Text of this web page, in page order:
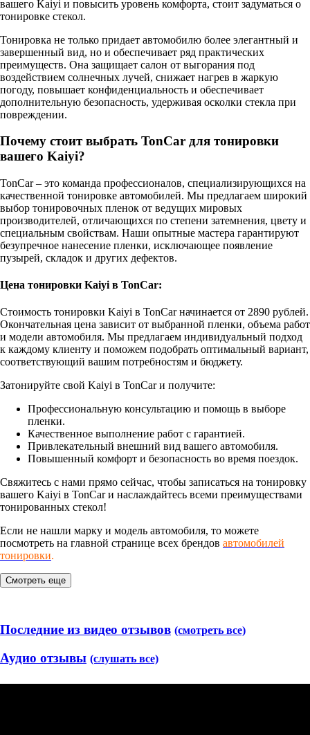
вашего Kaiyi и повысить уровень комфорта, стоит задуматься о
тонировке стекол.
Тонировка не только придает автомобилю более элегантный и
завершенный вид, но и обеспечивает ряд практических
преимуществ. Она защищает салон от выгорания под
воздействием солнечных лучей, снижает нагрев в жаркую
погоду, повышает конфиденциальность и обеспечивает
дополнительную безопасность, удерживая осколки стекла при
повреждении.
Почему стоит выбрать TonCar для тонировки
вашего Kaiyi?
TonCar – это команда профессионалов, специализирующихся на
качественной тонировке автомобилей. Мы предлагаем широкий
выбор тонировочных пленок от ведущих мировых
производителей, отличающихся по степени затемнения, цвету и
специальным свойствам. Наши опытные мастера гарантируют
безупречное нанесение пленки, исключающее появление
пузырей, складок и других дефектов.
Цена тонировки Kaiyi в TonCar:
Стоимость тонировки Kaiyi в TonCar начинается от 2890 рублей.
Окончательная цена зависит от выбранной пленки, объема работ
и модели автомобиля. Мы предлагаем индивидуальный подход
к каждому клиенту и поможем подобрать оптимальный вариант,
соответствующий вашим потребностям и бюджету.
Затонируйте свой Kaiyi в TonCar и получите:
Профессиональную консультацию и помощь в выборе
пленки.
Качественное выполнение работ с гарантией.
Привлекательный внешний вид вашего автомобиля.
Повышенный комфорт и безопасность во время поездок.
Свяжитесь с нами прямо сейчас, чтобы записаться на тонировку
вашего Kaiyi в TonCar и наслаждайтесь всеми преимуществами
тонированных стекол!
Если не нашли марку и модель автомобиля, то можете
посмотреть на главной странице всех брендов автомобилей
тонировки.
Смотреть еще
Последние из видео отзывов (смотреть все)
Аудио отзывы (слушать все)